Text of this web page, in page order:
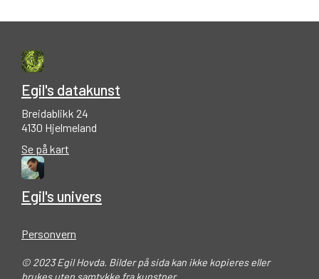
Egil's datakunst
Breidablikk 24
4130 Hjelmeland
Se på kart
Egil's univers
Personvern
© 2023 Egil Hovda. Bilder på sida kan ikke kopieres eller